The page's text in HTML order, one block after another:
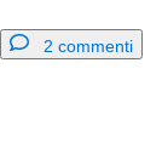
2 commenti